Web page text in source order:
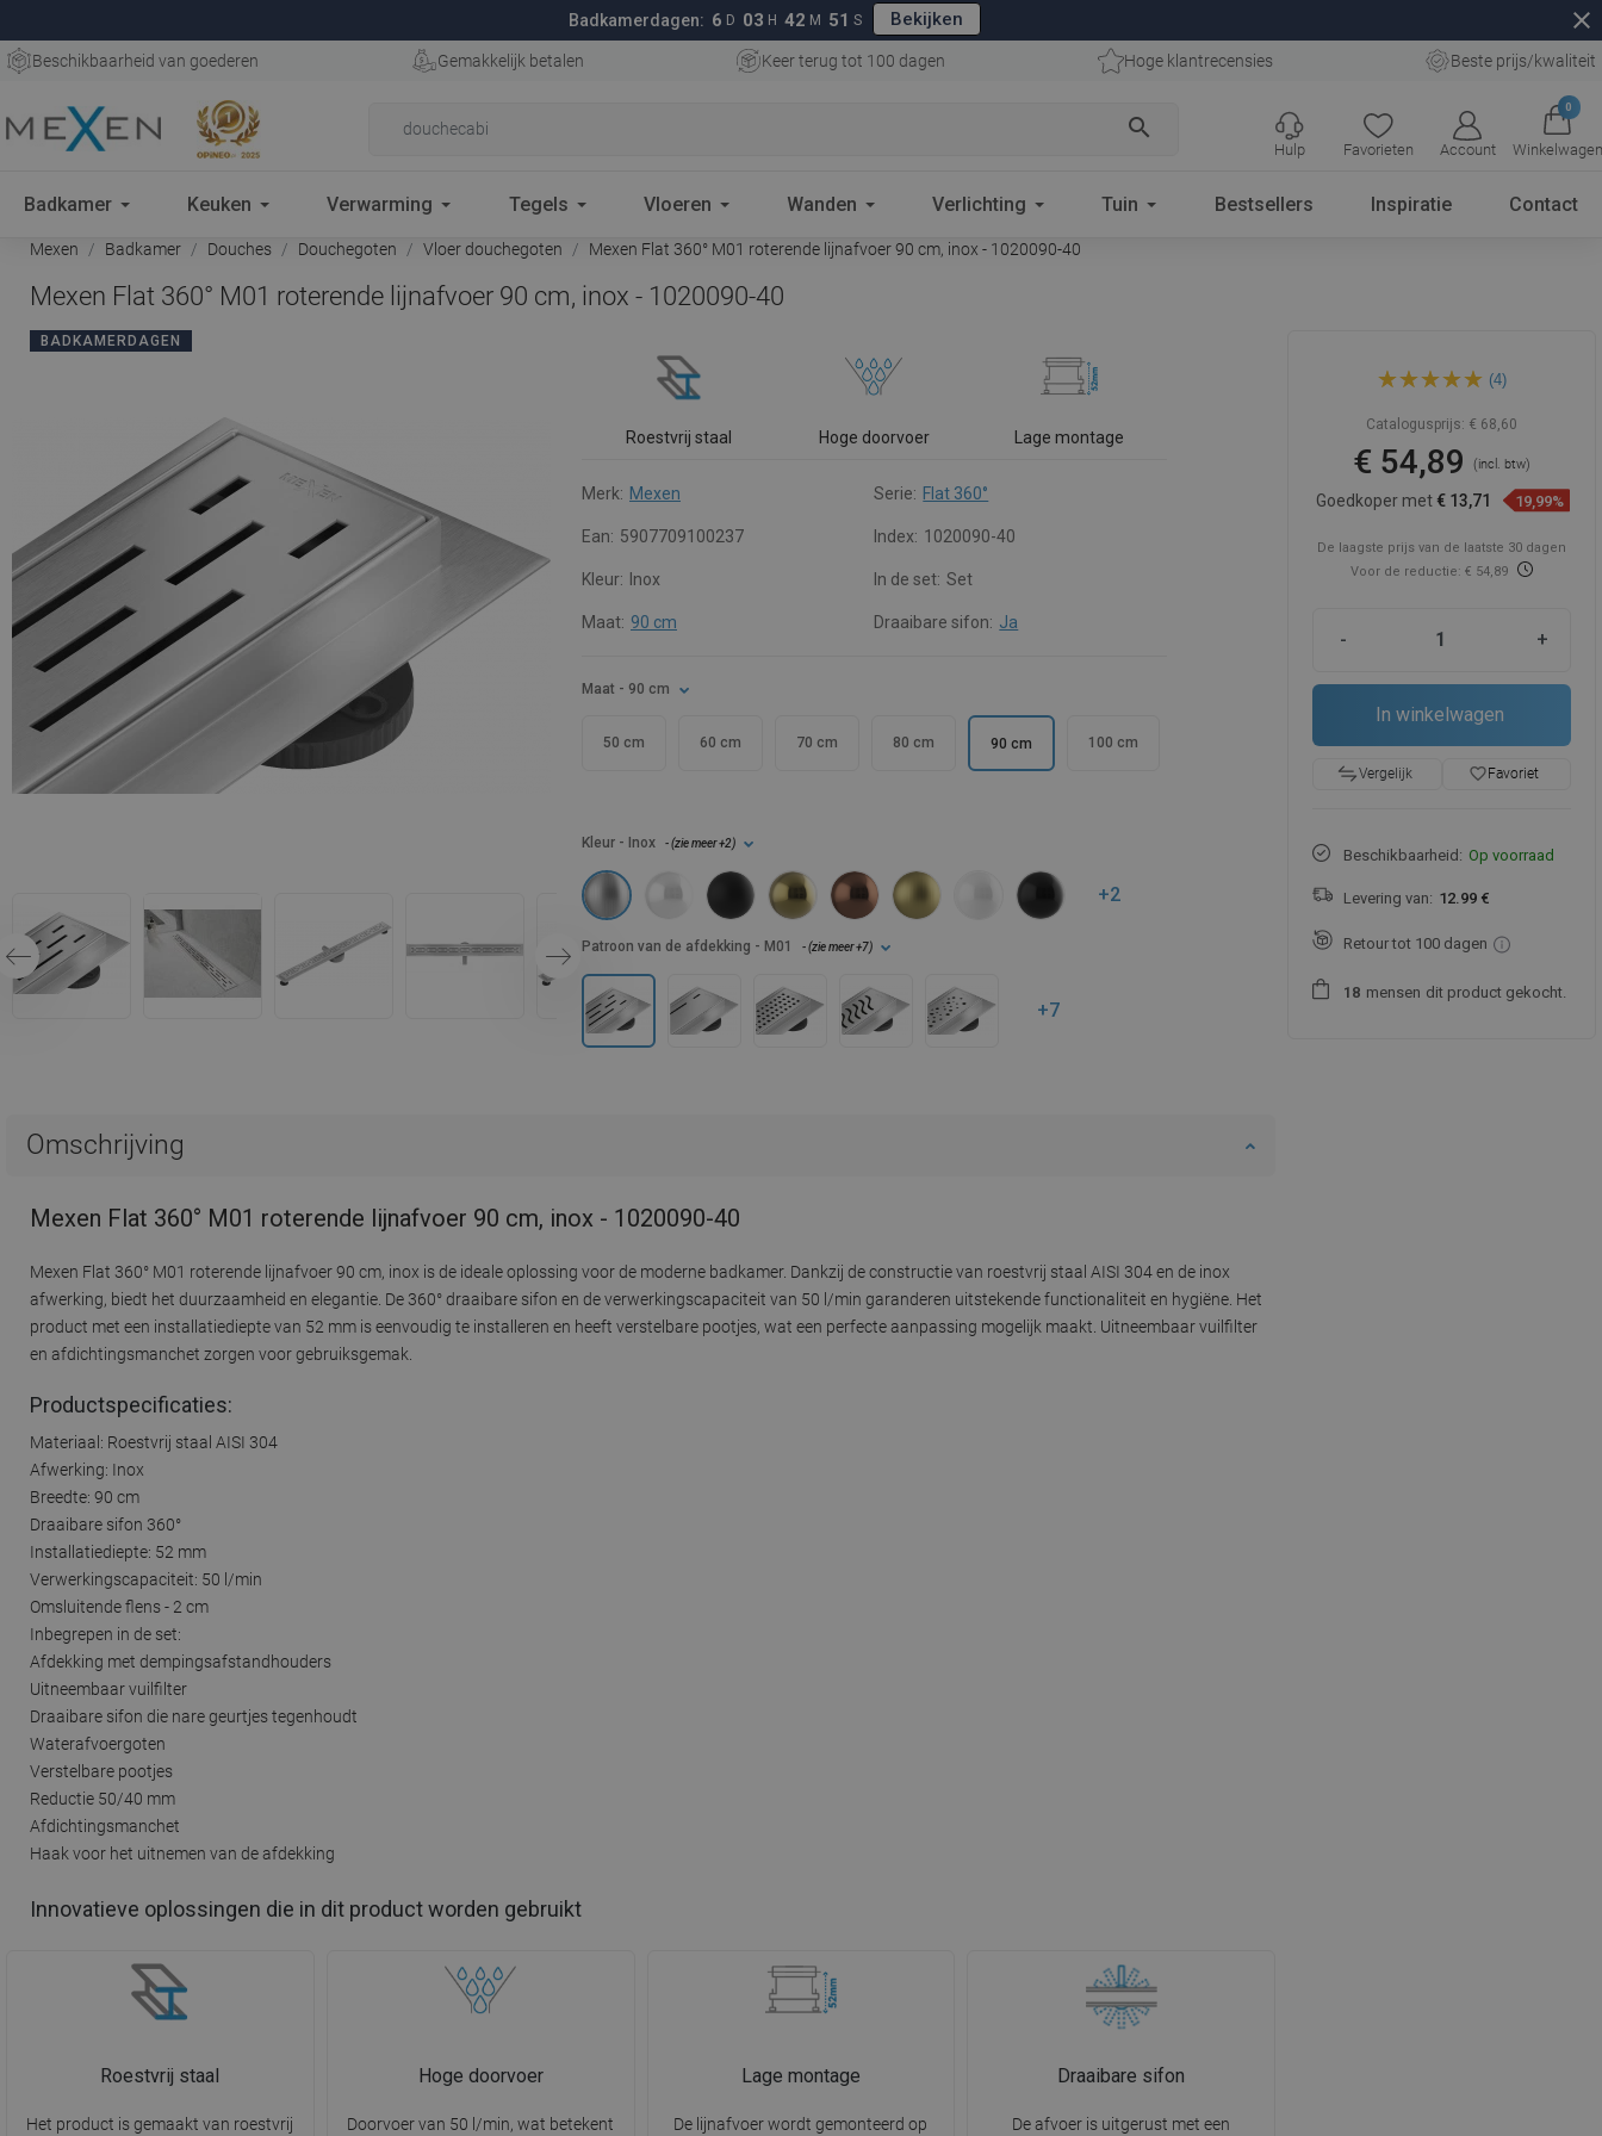
Badkamerdagen: 6 D 03 H 42 M 50 S Bekijken close
Beschikbaarheid van goederen Gemakkelijk betalen Keer terug tot 100 dagen Hoge klantrecensies Beste prijs/kwaliteit
search
Favorieten Account
0
Winkelwagen
Hulp
Badkamer Keuken Verwarming Tegels Vloeren Wanden Verlichting Tuin Bestsellers Inspiratie Contact
Mexen Badkamer Douches Douchegoten Vloer douchegoten Mexen Flat 360° M01 roterende lijnafvoer 90 cm, inox - 1020090-40
Mexen Flat 360° M01 roterende lijnafvoer 90 cm, inox - 1020090-40
BADKAMERDAGEN
Roestvrij staal Hoge doorvoer Lage montage
Merk: Mexen Serie: Flat 360°
Ean: 5907709100237 Index: 1020090-40
Kleur: Inox In de set: Set
Maat: 90 cm Draaibare sifon: Ja
Maat - 90 cm
50 cm 60 cm 70 cm 80 cm 90 cm 100 cm
Kleur - Inox - (zie meer+2)
+2
Patroon van de afdekking - M01 - (zie meer+7)
+7
Omschrijving
Mexen Flat 360° M01 roterende lijnafvoer 90 cm, inox - 1020090-40
Mexen Flat 360° M01 roterende lijnafvoer 90 cm, inox is de ideale oplossing voor de moderne badkamer. Dankzij de constructie van roestvrij staal AISI 304 en de inox
afwerking, biedt het duurzaamheid en elegantie. De 360° draaibare sifon en de verwerkingscapaciteit van 50 l/min garanderen uitstekende functionaliteit en hygiëne. Het
product met een installatiediepte van 52 mm is eenvoudig te installeren en heeft verstelbare pootjes, wat een perfecte aanpassing mogelijk maakt. Uitneembaar vuilfilter
en afdichtingsmanchet zorgen voor gebruiksgemak.
Productspecificaties:
Materiaal: Roestvrij staal AISI 304
Afwerking: Inox
Breedte: 90 cm
Draaibare sifon 360°
Installatiediepte: 52 mm
Verwerkingscapaciteit: 50 l/min
Omsluitende flens - 2 cm
Inbegrepen in de set:
Afdekking met dempingsafstandhouders
Uitneembaar vuilfilter
Draaibare sifon die nare geurtjes tegenhoudt
Waterafvoergoten
Verstelbare pootjes
Reductie 50/40 mm
Afdichtingsmanchet
Haak voor het uitnemen van de afdekking
Innovatieve oplossingen die in dit product worden gebruikt
Roestvrij staal
Het product is gemaakt van roestvrij
Hoge doorvoer
Doorvoer van 50 l/min, wat betekent
Lage montage
De lijnafvoer wordt gemonteerd op
Draaibare sifon
De afvoer is uitgerust met een
roterende lijnafvoer 90 cm,
(4)
Catalogusprijs: € 68,60
€ 54,89(incl. btw)
Goedkoper met € 13,71 19,99%
De laagste prijs van de laatste 30 dagen
Voor de reductie: € 54,89
- +
In winkelwagen
Vergelijk favorite_borderFavoriet
Beschikbaarheid: Op voorraad
Levering van: 12.99 €
Retour tot 100 dagen
1 8 mensen dit product gekocht.